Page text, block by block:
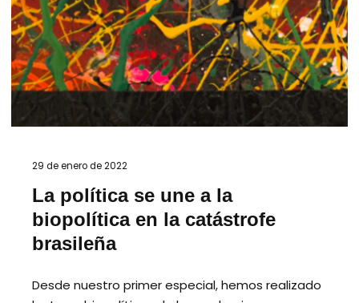
29 de enero de 2022
La política se une a la
biopolítica en la catástrofe
brasileña
Desde nuestro primer especial, hemos realizado